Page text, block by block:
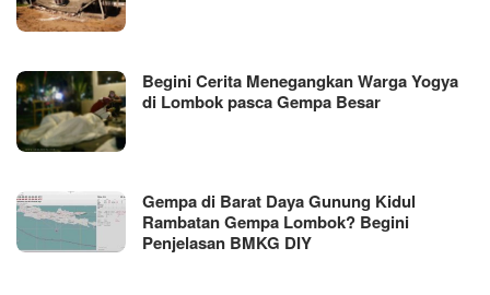
Begini Cerita Menegangkan Warga Yogya
di Lombok pasca Gempa Besar
Gempa di Barat Daya Gunung Kidul
Rambatan Gempa Lombok? Begini
Penjelasan BMKG DIY